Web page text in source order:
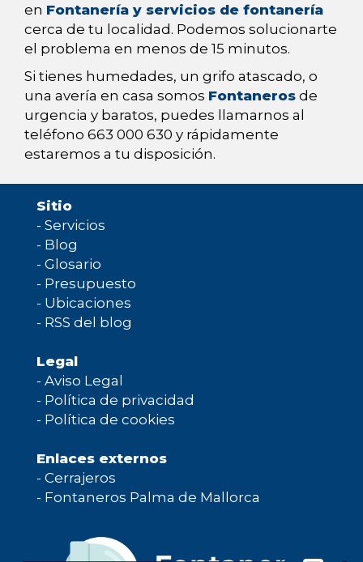
en Fontanería y servicios de fontanería
cerca de tu localidad. Podemos solucionarte
el problema en menos de 15 minutos.
Si tienes humedades, un grifo atascado, o
una avería en casa somos Fontaneros de
urgencia y baratos, puedes llamarnos al
teléfono 663 000 630 y rápidamente
estaremos a tu disposición.
Sitio
- Servicios
- Blog
- Glosario
- Presupuesto
- Ubicaciones
- RSS del blog
Legal
- Aviso Legal
- Política de privacidad
- Política de cookies
Enlaces externos
- Cerrajeros
- Fontaneros Palma de Mallorca